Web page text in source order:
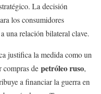
La decisión
los consumidores
una relación bilateral clave.
justifica la medida como un
compras de petróleo ruso,
a financiar la guerra en